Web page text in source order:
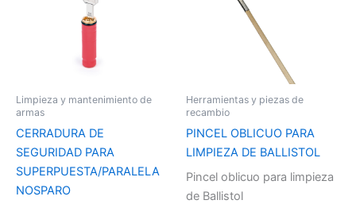
Limpieza y mantenimiento de
armas
CERRADURA DE
SEGURIDAD PARA
SUPERPUESTA/PARALELA
NOSPARO
Herramientas y piezas de
recambio
PINCEL OBLICUO PARA
LIMPIEZA DE BALLISTOL
Pincel oblicuo para limpieza
de Ballistol